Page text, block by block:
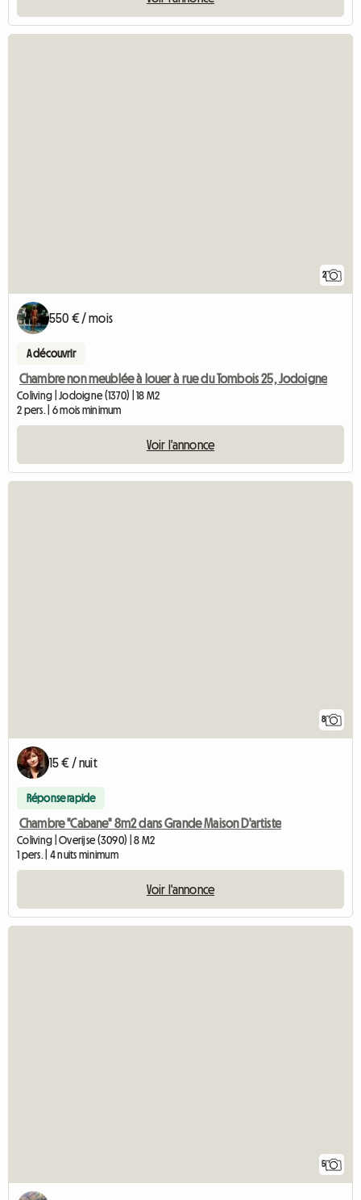
2
550 € / mois
A découvrir
Chambre non meublée à louer à rue du Tombois 25, Jodoigne
Coliving | Jodoigne (1370) | 18 M2
2 pers. | 6 mois minimum
Voir l'annonce
8
15 € / nuit
Réponse rapide
Chambre "Cabane" 8m2 dans Grande Maison D'artiste
Coliving | Overijse (3090) | 8 M2
1 pers. | 4 nuits minimum
Voir l'annonce
5